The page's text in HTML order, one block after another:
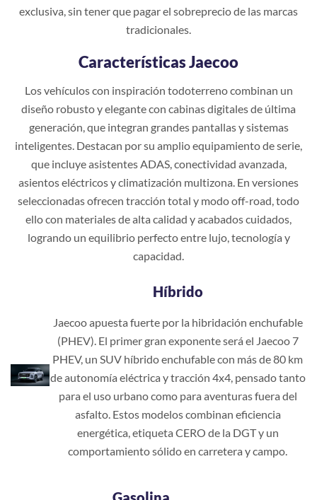
exclusiva, sin tener que pagar el sobreprecio de las marcas
tradicionales.
Características Jaecoo
Los vehículos con inspiración todoterreno combinan un
diseño robusto y elegante con cabinas digitales de última
generación, que integran grandes pantallas y sistemas
inteligentes. Destacan por su amplio equipamiento de serie,
que incluye asistentes ADAS, conectividad avanzada,
asientos eléctricos y climatización multizona. En versiones
seleccionadas ofrecen tracción total y modo off-road, todo
ello con materiales de alta calidad y acabados cuidados,
logrando un equilibrio perfecto entre lujo, tecnología y
capacidad.
Híbrido
Jaecoo apuesta fuerte por la hibridación enchufable
(PHEV). El primer gran exponente será el Jaecoo 7
PHEV, un SUV híbrido enchufable con más de 80 km
de autonomía eléctrica y tracción 4x4, pensado tanto
para el uso urbano como para aventuras fuera del
asfalto. Estos modelos combinan eficiencia
energética, etiqueta CERO de la DGT y un
comportamiento sólido en carretera y campo.